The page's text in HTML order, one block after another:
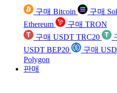
구매 Bitcoin 구매
Ethereum
구매 TRON
구매 USDT TRC20
USDT BEP20
구매
Polygon
판매